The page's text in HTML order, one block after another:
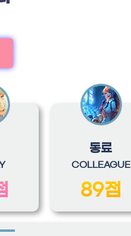
동료
COLLEAGUE
89점